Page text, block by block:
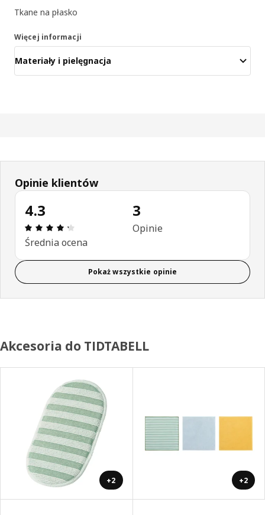
Tkane na płasko
Więcej informacji
Materiały i pielęgnacja
Opinie klientów
4.3
Opinia: 4.3 na 5 gwiazdki. Recenzje ogółem: 3
Średnia ocena
3
Opinie
Pokaż wszystkie opinie
Akcesoria do TIDTABELL
+2 +2